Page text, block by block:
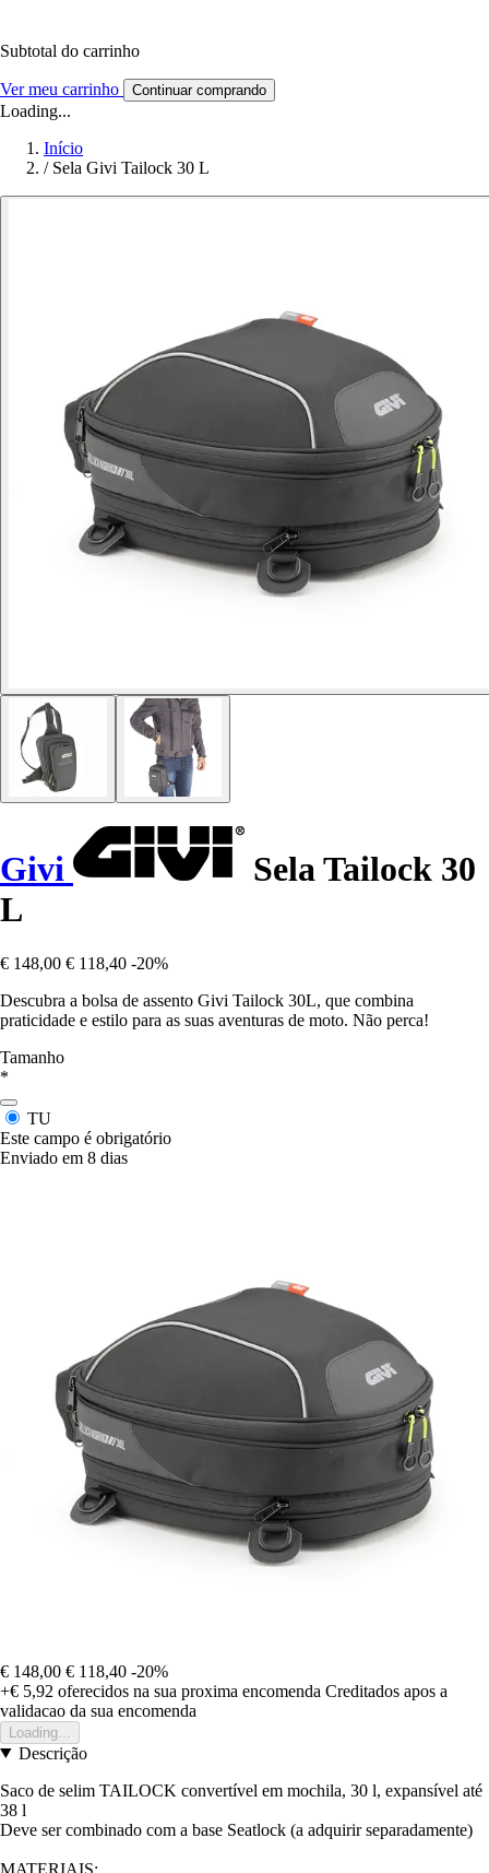
Subtotal do carrinho
Ver meu carrinho Continuar comprando
Loading...
Início
/ Sela Givi Tailock 30 L
Givi
Sela Tailock 30
L
€ 148,00 € 118,40 -20%
Descubra a bolsa de assento Givi Tailock 30L, que combina
praticidade e estilo para as suas aventuras de moto. Não perca!
Tamanho
*
TU
Este campo é obrigatório
Enviado em 8 dias
€ 148,00 € 118,40 -20%
+€ 5,92 oferecidos na sua proxima encomenda Creditados apos a
validacao da sua encomenda
Loading...
Descrição
Saco de selim TAILOCK convertível em mochila, 30 l, expansível até
38 l
Deve ser combinado com a base Seatlock (a adquirir separadamente)
MATERIAIS: